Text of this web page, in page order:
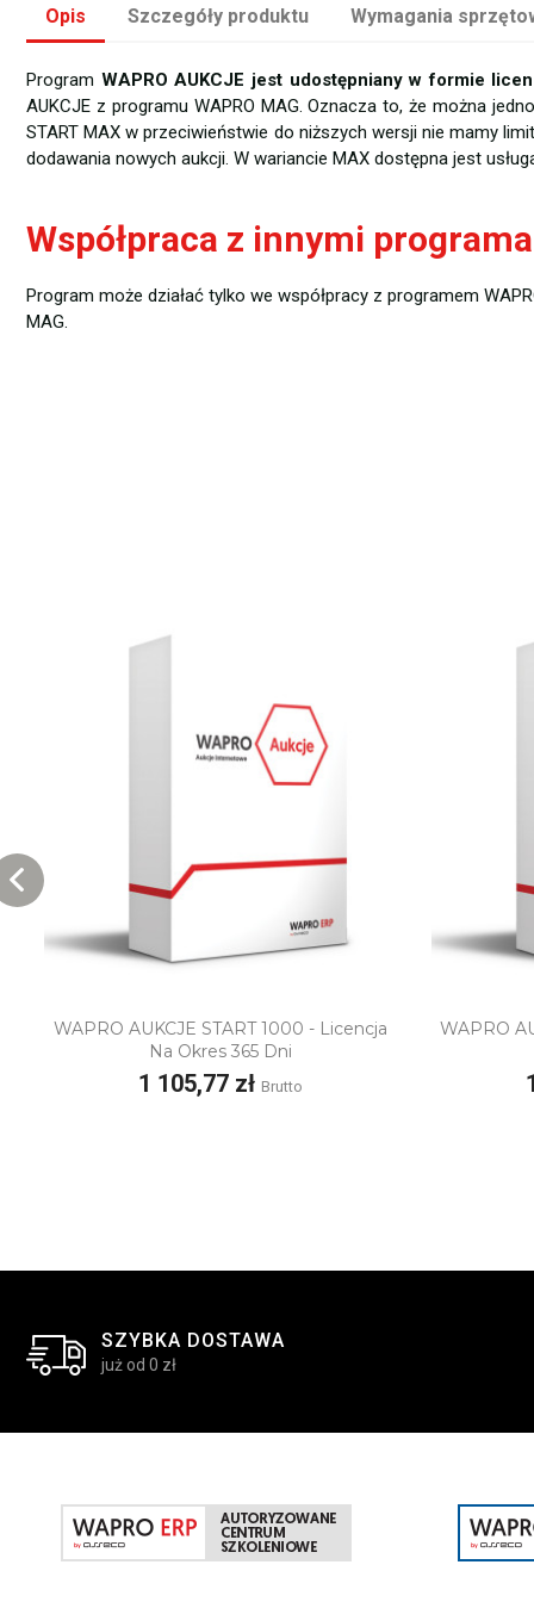
Opis Szczegóły produktu Wymagania
Program WAPRO AUKCJE jest udostępniany w formie
AUKCJE z programu WAPRO MAG. Oznacza to, że można
START MAX w przeciwieństwie do niższych wersji nie mamy
dodawania nowych aukcji. W wariancie MAX dostępna jest
Współpraca z innymi
Program może działać tylko we współpracy z programem
MAG.
Szybki podgląd
WAPRO AUKCJE START 1000 - Licencja
Na Okres 365 Dni
Cena
1 105,77 zł Brutto
WAPRO
SZYBKA DOSTAWA
już od 0 zł